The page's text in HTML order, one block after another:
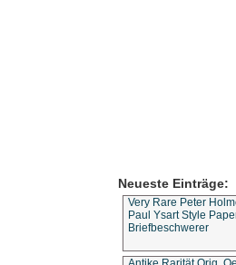
Neueste Einträge:
Very Rare Peter
Paul Ysart Style
Briefbeschwerer